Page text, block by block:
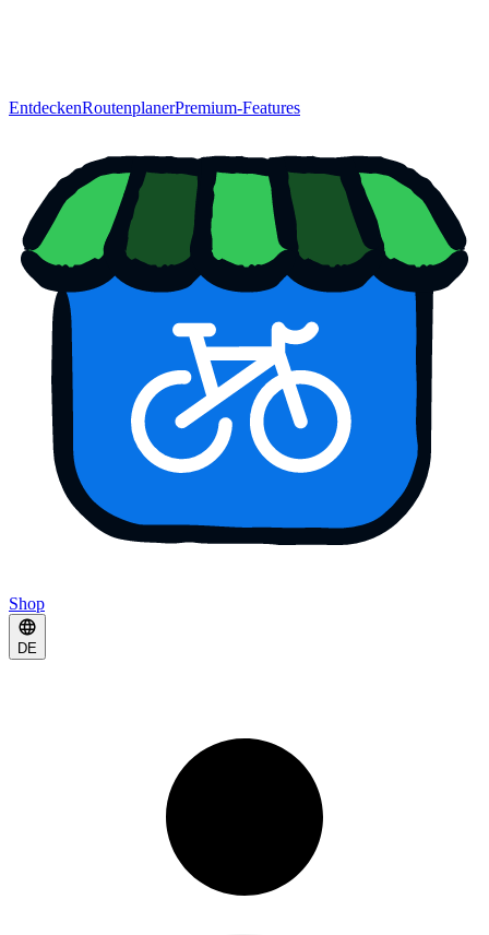
EntdeckenRoutenplanerPremium-Features
Shop
DE